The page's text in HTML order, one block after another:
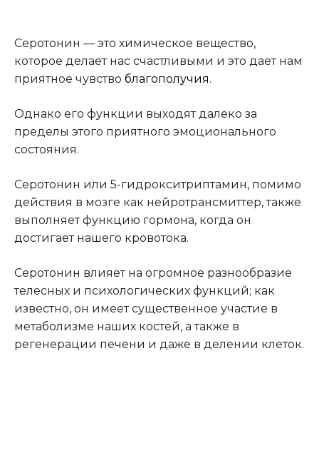
Серотонин — это химическое вещество,
которое делает нас счастливыми и это дает нам
приятное чувство благополучия.
Однако его функции выходят далеко за
пределы этого приятного эмоционального
состояния.
Серотонин или 5-гидрокситриптамин, помимо
действия в мозге как нейротрансмиттер, также
выполняет функцию гормона, когда он
достигает нашего кровотока.
Серотонин влияет на огромное разнообразие
телесных и психологических функций; как
известно, он имеет существенное участие в
метаболизме наших костей, а также в
регенерации печени и даже в делении клеток.